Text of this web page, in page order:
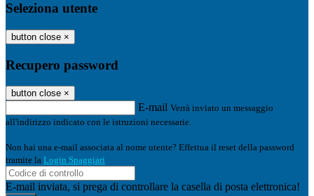
Seleziona utente
button close ×
Recupero password
button close ×
E-mail Verrà inviato un messaggio
all'indirizzo indicato con le istruzioni necessarie.
Non hai una e-mail associata al nome utente? Effettua il reset della password
tramite la Login Spaggiari
E-mail inviata, si prega di controllare la casella di posta elettronica!